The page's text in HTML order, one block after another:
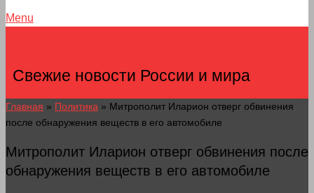
Menu
Свежие новости России и мира
Главная » Политика » Митрополит Иларион отверг обвинения
после обнаружения веществ в его автомобиле
Митрополит Иларион отверг обвинения после
обнаружения веществ в его автомобиле